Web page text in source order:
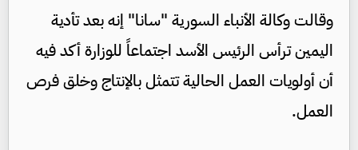
وقالت وكالة الأنباء السورية "سانا" إنه بعد تأدية
اليمين ترأس الرئيس الأسد اجتماعاً للوزارة أكد فيه
أن أولويات العمل الحالية تتمثل بالإنتاج وخلق فرص
العمل.